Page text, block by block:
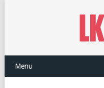
Menu